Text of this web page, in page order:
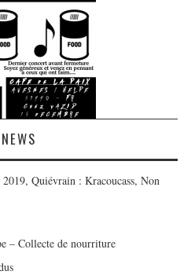
NEWS
Quiévrain : Kracoucass, Non
– Collecte de nourriture